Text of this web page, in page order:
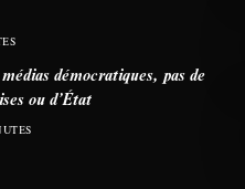
démocratiques, pas de
ou d’État